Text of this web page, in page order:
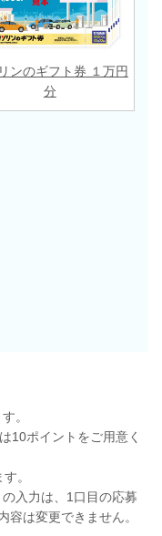
ンのギフト券 １万円
分
。
10ポイントをご用意く
。
入力は、1口目の応募
容は変更できません。